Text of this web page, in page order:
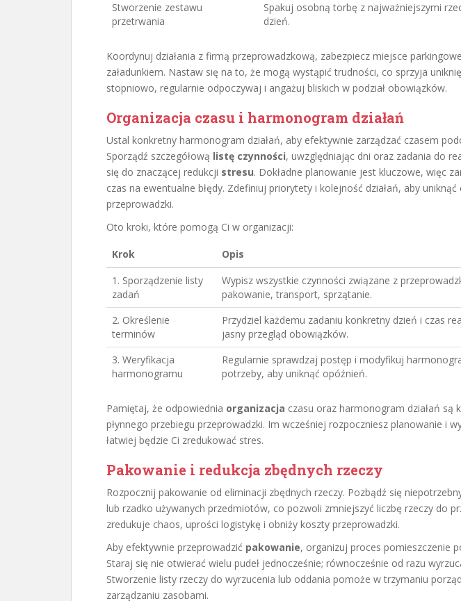
Stworzenie zestawu
przetrwania
Spakuj osobną torbę z najważniejszymi
dzień.
Koordynuj działania z firmą przeprowadzkową, zabezpiecz miejsce
załadunkiem. Nastaw się na to, że mogą wystąpić trudności, co sprzyja
stopniowo, regularnie odpoczywaj i angażuj bliskich w podział obowiązków.
Organizacja czasu i harmonogram działań
Ustal konkretny harmonogram działań, aby efektywnie zarządzać czasem
Sporządź szczegółową listę czynności, uwzględniając dni oraz zadania do
się do znaczącej redukcji stresu. Dokładne planowanie jest kluczowe, więc
czas na ewentualne błędy. Zdefiniuj priorytety i kolejność działań, aby uniknąć
przeprowadzki.
Oto kroki, które pomogą Ci w organizacji:
Krok
Opis
1. Sporządzenie listy
zadań
Wypisz wszystkie czynności związane z
pakowanie, transport, sprzątanie.
2. Określenie
terminów
Przydziel każdemu zadaniu konkretny dzień i czas
jasny przegląd obowiązków.
3. Weryfikacja
harmonogramu
Regularnie sprawdzaj postęp i modyfikuj
potrzeby, aby uniknąć opóźnień.
Pamiętaj, że odpowiednia organizacja czasu oraz harmonogram działań są
płynnego przebiegu przeprowadzki. Im wcześniej rozpoczniesz planowanie i
łatwiej będzie Ci zredukować stres.
Pakowanie i redukcja zbędnych rzeczy
Rozpocznij pakowanie od eliminacji zbędnych rzeczy. Pozbądź się
lub rzadko używanych przedmiotów, co pozwoli zmniejszyć liczbę rzeczy do
zredukuje chaos, uprości logistykę i obniży koszty przeprowadzki.
Aby efektywnie przeprowadzić pakowanie, organizuj proces pomieszczenie
Staraj się nie otwierać wielu pudeł jednocześnie; równocześnie od razu
Stworzenie listy rzeczy do wyrzucenia lub oddania pomoże w trzymaniu
zarządzaniu zasobami.